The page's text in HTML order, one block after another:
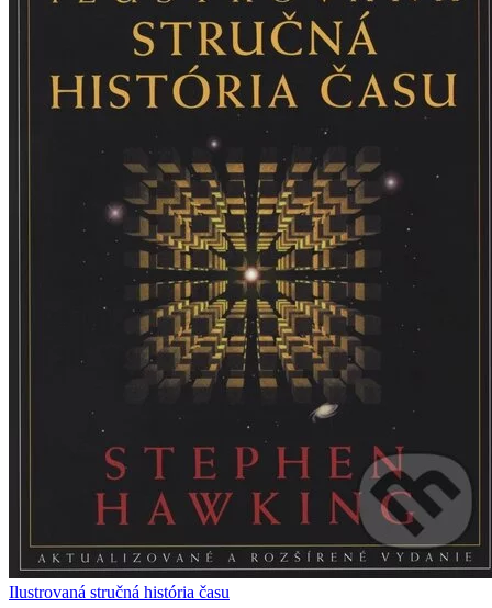
Ilustrovaná stručná história času